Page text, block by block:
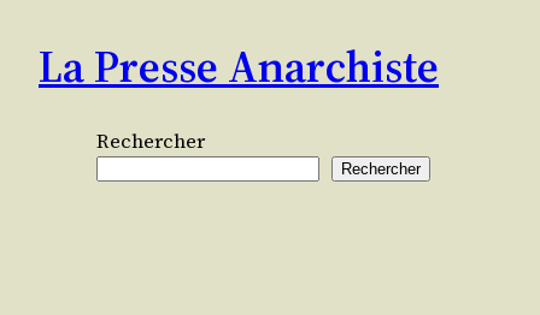
contenu
La Presse Anarchiste
Rechercher
Rechercher